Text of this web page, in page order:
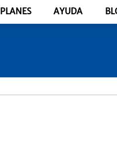
PLANES AYUDA